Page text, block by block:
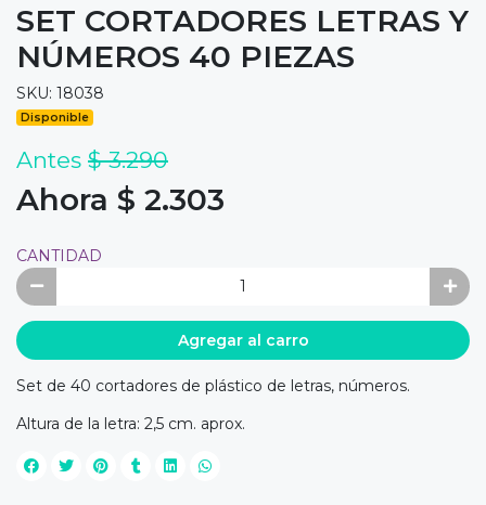
SET CORTADORES LETRAS Y
NÚMEROS 40 PIEZAS
SKU: 18038
Disponible
Antes $ 3.290
Ahora $ 2.303
CANTIDAD
Agregar al carro
Set de 40 cortadores de plástico de letras, números.
Altura de la letra: 2,5 cm. aprox.